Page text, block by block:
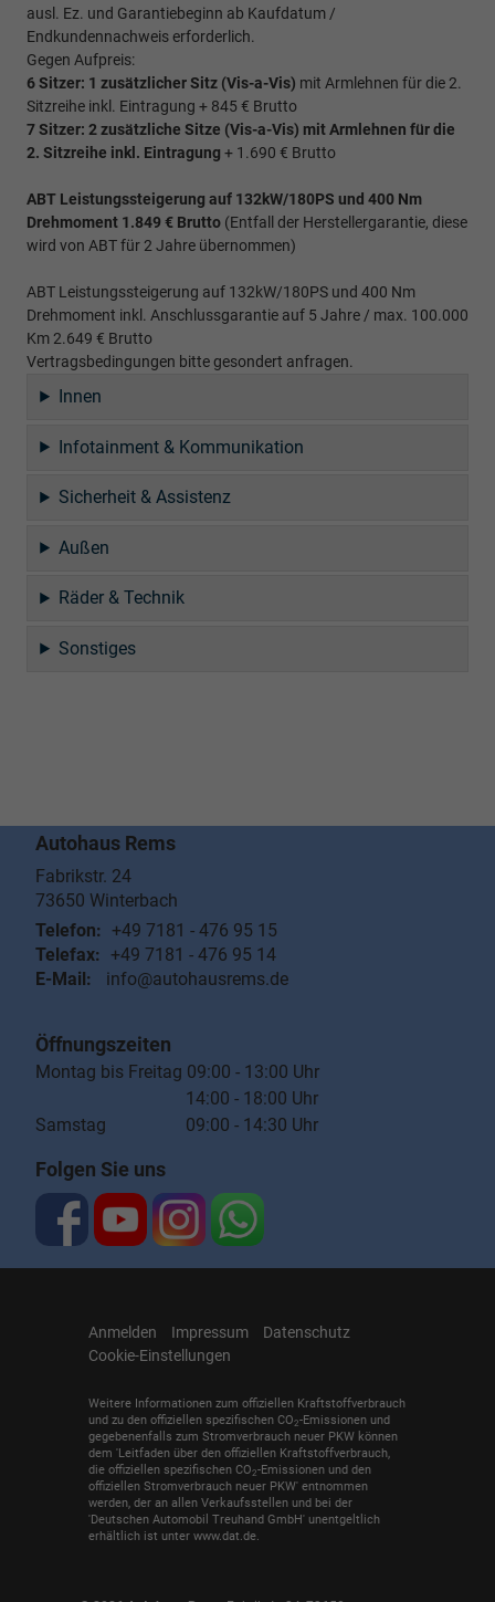
ausl. Ez. und Garantiebeginn ab Kaufdatum /
Endkundennachweis erforderlich.
Gegen Aufpreis:
6 Sitzer: 1 zusätzlicher Sitz (Vis-a-Vis) mit Armlehnen für die 2.
Sitzreihe inkl. Eintragung + 845 € Brutto
7 Sitzer: 2 zusätzliche Sitze (Vis-a-Vis) mit Armlehnen für die
2. Sitzreihe inkl. Eintragung + 1.690 € Brutto
ABT Leistungssteigerung auf 132kW/180PS und 400 Nm
Drehmoment 1.849 € Brutto (Entfall der Herstellergarantie, diese
wird von ABT für 2 Jahre übernommen)
ABT Leistungssteigerung auf 132kW/180PS und 400 Nm
Drehmoment inkl. Anschlussgarantie auf 5 Jahre / max. 100.000
Km 2.649 € Brutto
Vertragsbedingungen bitte gesondert anfragen.
Innen
Infotainment & Kommunikation
Sicherheit & Assistenz
Außen
Räder & Technik
Sonstiges
Autohaus Rems
Fabrikstr. 24
73650 Winterbach
Telefon: +49 7181 - 476 95 15
Telefax: +49 7181 - 476 95 14
E-Mail:
info@autohausrems.de
Öffnungszeiten
Montag bis Freitag 09:00 - 13:00 Uhr
14:00 - 18:00 Uhr
Samstag 09:00 - 14:30 Uhr
Folgen Sie uns
Anmelden Impressum
Datenschutz
Cookie-Einstellungen
Weitere Informationen zum offiziellen Kraftstoffverbrauch
und zu den offiziellen spezifischen CO2-Emissionen und
gegebenenfalls zum Stromverbrauch neuer PKW können
dem 'Leitfaden über den offiziellen Kraftstoffverbrauch,
die offiziellen spezifischen CO2-Emissionen und den
offiziellen Stromverbrauch neuer PKW' entnommen
werden, der an allen Verkaufsstellen und bei der
'Deutschen Automobil Treuhand GmbH' unentgeltlich
erhältlich ist unter www.dat.de.